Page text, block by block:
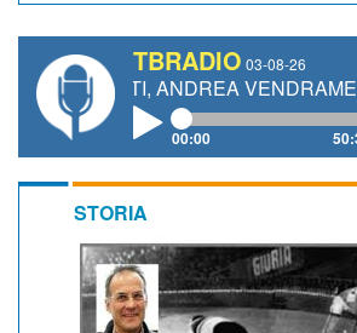
TBRADIO 03-08-26
ANDREA VENDRAME, FILIPPO
00:00
STORIA